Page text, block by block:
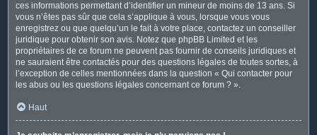
ces informations permettant d’identifier un mineur de moins de 13 ans. Si
vous n’êtes pas sûr que cela s’applique à vous, lorsque vous vous
enregistrez ou que quelqu’un le fait à votre place, contactez un conseiller
juridique pour obtenir son avis. Notez que phpBB Limited et les
propriétaires de ce forum ne peuvent pas fournir de conseils juridiques et
ne sauraient être contactés pour des questions légales de toutes sortes, à
l’exception de celles mentionnées dans la question « Qui contacter pour
les abus ou les questions légales concernant ce forum ? ».
Haut